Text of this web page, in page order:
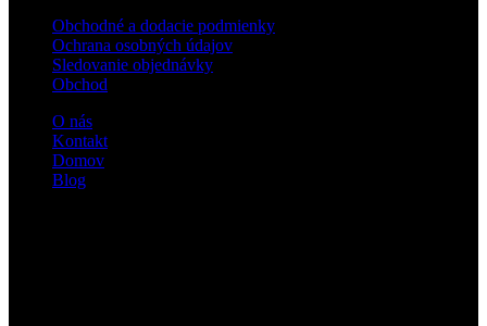
Obchodné a dodacie podmienky
Ochrana osobných údajov
Sledovanie objednávky
Obchod
O nás
Kontakt
Domov
Blog